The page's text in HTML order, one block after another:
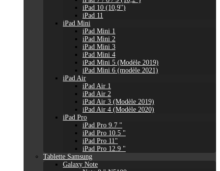
iPad 10 (10,9'')
iPad 11
iPad Mini
iPad Mini 1
iPad Mini 2
iPad Mini 3
iPad Mini 4
iPad Mini 5 (Modèle 2019)
iPad Mini 6 (modèle 2021)
iPad Air
iPad Air 1
iPad Air 2
iPad Air 3 (Modèle 2019)
iPad Air 4 (Modèle 2020)
iPad Pro
iPad Pro 9.7 "
iPad Pro 10.5 "
iPad Pro 11"
iPad Pro 12.9 "
Tablette Samsung
Galaxy Note